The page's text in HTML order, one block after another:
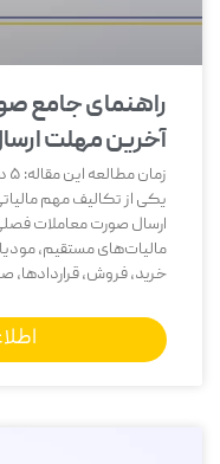
راهنمای جامع
آخرین مهلت
زمان مطالعه این مقاله: 5
یکی از تکالیف مهم
مالیات‌های مستقیم،
خرید، فروش، قراردادها،